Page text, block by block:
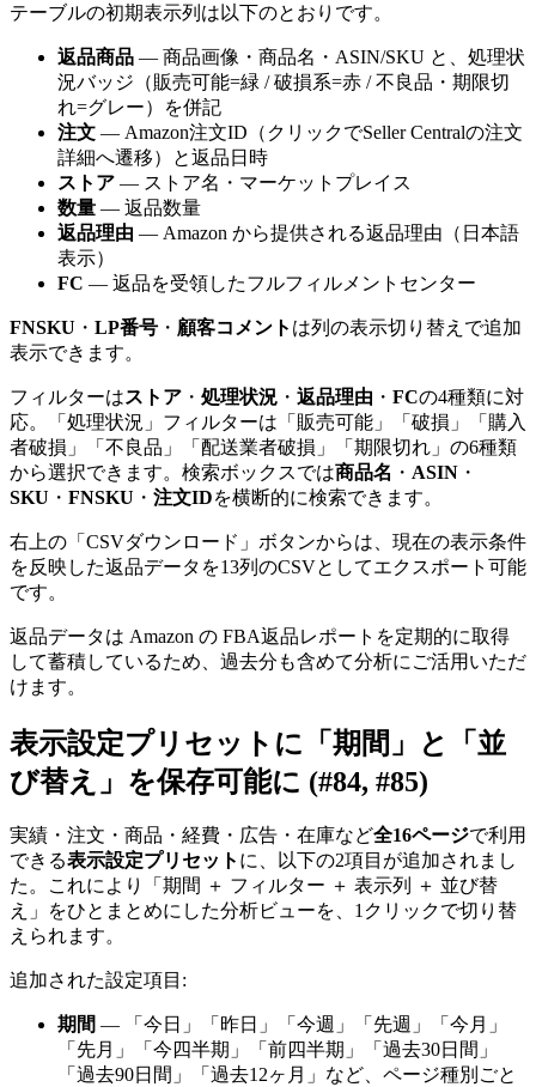
テーブルの初期表示列は以下のとおりです。
返品商品 — 商品画像・商品名・ASIN/SKU と、処理状
況バッジ（販売可能=緑 / 破損系=赤 / 不良品・期限切
れ=グレー）を併記
注文 — Amazon注文ID（クリックでSeller Centralの注文
詳細へ遷移）と返品日時
ストア — ストア名・マーケットプレイス
数量 — 返品数量
返品理由 — Amazon から提供される返品理由（日本語
表示）
FC — 返品を受領したフルフィルメントセンター
FNSKU ・ LP番号 ・ 顧客コメント は列の表示切り替えで追加
表示できます。
フィルターはストア ・ 処理状況 ・ 返品理由 ・ FCの4種類に対
応。「処理状況」フィルターは「販売可能」「破損」「購入
者破損」「不良品」「配送業者破損」「期限切れ」の6種類
から選択できます。検索ボックスでは商品名 ・ ASIN ・
SKU ・ FNSKU ・ 注文IDを横断的に検索できます。
右上の「CSVダウンロード」ボタンからは、現在の表示条件
を反映した返品データを13列のCSVとしてエクスポート可能
です。
返品データは Amazon の FBA返品レポートを定期的に取得
して蓄積しているため、過去分も含めて分析にご活用いただ
けます。
表示設定プリセットに「期間」と「並
び替え」を保存可能に (#84, #85)
実績・注文・商品・経費・広告・在庫など全16ページで利用
できる表示設定プリセット に、以下の2項目が追加されまし
た。これにより「期間 ＋ フィルター ＋ 表示列 ＋ 並び替
え」をひとまとめにした分析ビューを、1クリックで切り替
えられます。
追加された設定項目:
期間 — 「今日」「昨日」「今週」「先週」「今月」
「先月」「今四半期」「前四半期」「過去30日間」
「過去90日間」「過去12ヶ月」など、ページ種別ごと